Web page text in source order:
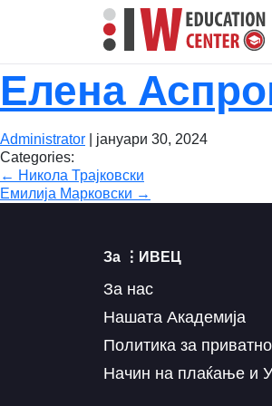
Елена
Administrator
јануари 30, 2024
Categories:
Навигација
← Никола Трајковски
Емилија Марковски →
За ⋮ИВЕЦ
За нас
Нашата Академија
Политика за
Начин на плаќање и